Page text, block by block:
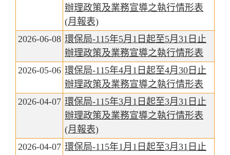
辦理政策及業務宣導之執行情形表
(月報表)
2026-06-08 環保局-115年5月1日起至5月31日止
辦理政策及業務宣導之執行情形表
2026-05-06 環保局-115年4月1日起至4月30日止
辦理政策及業務宣導之執行情形表
2026-04-07 環保局-115年3月1日起至3月31日止
辦理政策及業務宣導之執行情形表
(月報表)
2026-04-07 環保局-115年1月1日起至3月31日止